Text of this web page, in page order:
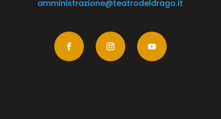
amministrazione@teatrodeldrago.it